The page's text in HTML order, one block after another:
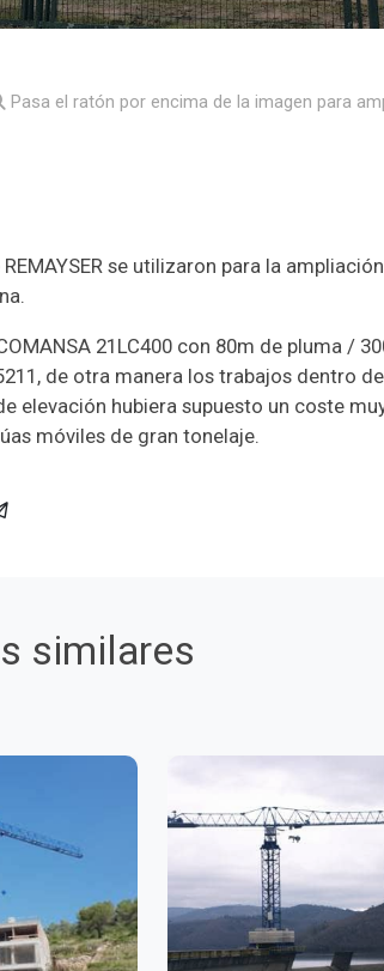
Pasa el ratón por encima de la imagen para
se utilizaron para la
21LC400 con 80m de pluma /
de otra manera los trabajos dentro
elevación hubiera supuesto un coste
móviles de gran tonelaje.
similares